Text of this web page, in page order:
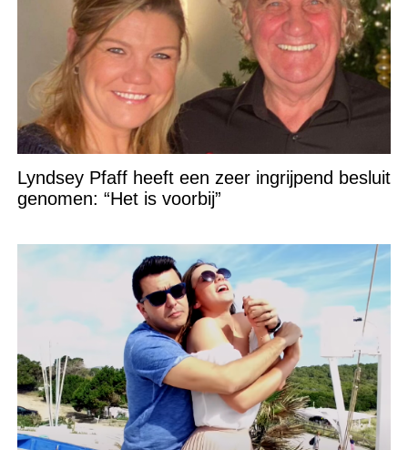
Lyndsey Pfaff heeft een zeer ingrijpend besluit
genomen: “Het is voorbij”